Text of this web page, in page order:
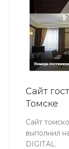
Сайт
Томске
Сайт
выполнил
DIGITAL.